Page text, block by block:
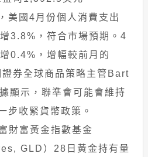
美國4月份個人消費支出
3.8%，符合市場預期。4
0.4%，增幅較前月的
券全球商品策略主管Bart
顯示，聯準會可能會維持
步收緊貨幣政策。
財富黃金指數基金
GLD）28日黃金持有量